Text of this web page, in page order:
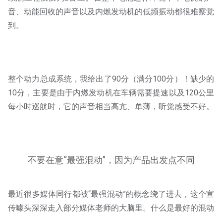
音、动能回收的声音以及内燃发动机的低频振动都很难察觉
到。
整个动力总成系统，我给出了90分（满分100分）！缺少的
10分，主要是由于内燃发动机在车辆需要提速以及120公里
每小时巡航时，它的声音相当高亢、单薄，听觉感受不好。
不要在意“最强混动”，因为产品出发点不同
最近很多媒体同行都被“最强混动”的概念绕了进去，这个宣
传噱头深深走入部分媒体老师的大脑里。什么是最好的混动